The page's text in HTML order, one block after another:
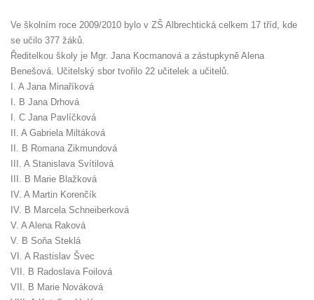
Ve školním roce 2009/2010 bylo v ZŠ Albrechtická celkem 17 tříd, kde
se učilo 377 žáků.
Ředitelkou školy je Mgr. Jana Kocmanová a zástupkyně Alena
Benešová. Učitelský sbor tvořilo 22 učitelek a učitelů.
I. A Jana Minaříková
I. B Jana Drhová
I. C Jana Pavlíčková
II. A Gabriela Miltáková
II. B Romana Zikmundová
III. A Stanislava Svítilová
III. B Marie Blažková
IV. A Martin Korenčík
IV. B Marcela Schneiberková
V. A Alena Raková
V. B Soňa Steklá
VI. A Rastislav Švec
VII. B Radoslava Foilová
VII. B Marie Nováková